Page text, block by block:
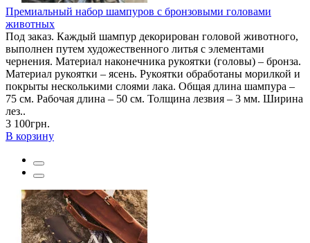
Премиальный набор шампуров с бронзовыми головами
животных
Под заказ. Каждый шампур декорирован головой животного,
выполнен путем художественного литья с элементами
чернения. Материал наконечника рукоятки (головы) – бронза.
Материал рукоятки – ясень. Рукоятки обработаны морилкой и
покрыты несколькими слоями лака. Общая длина шампура –
75 см. Рабочая длина – 50 см. Толщина лезвия – 3 мм. Ширина
лез..
3 100грн.
В корзину